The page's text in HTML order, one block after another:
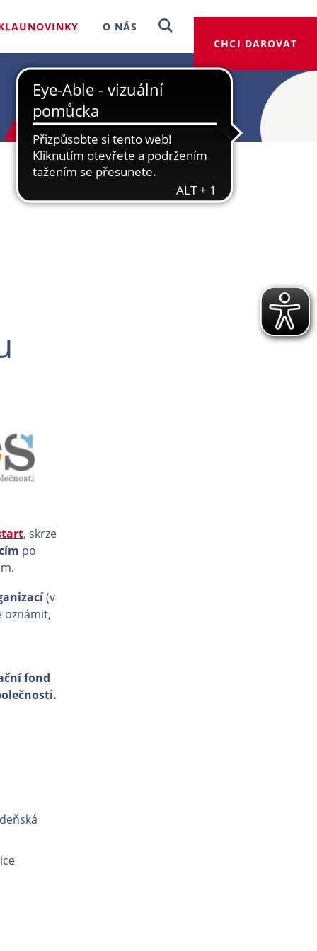
CHCI DAROVAT
O NÁS
, skrze
po
(v
oznámit,
fond